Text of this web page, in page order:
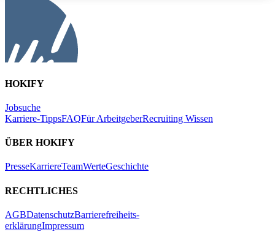
HOKIFY
Jobsuche
Karriere-TippsFAQFür ArbeitgeberRecruiting Wissen
ÜBER HOKIFY
PresseKarriereTeamWerteGeschichte
RECHTLICHES
AGBDatenschutzBarrierefreiheits-
erklärungImpressum